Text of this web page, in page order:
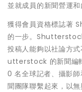
並就成員的新聞營運
獲得會員資格標誌著
的一步。
投稿人能夠以社論方
utterstock 的新聞編
0 名全球記者、攝影
聞團隊聯繫起來，以